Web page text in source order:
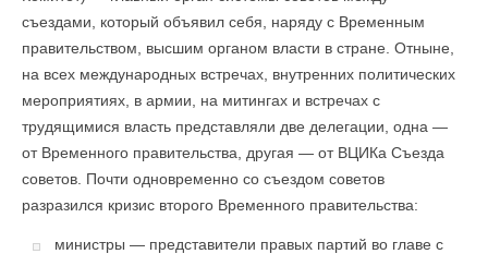
съездами, который объявил себя, наряду с Временным
правительством, высшим органом власти в стране. Отныне,
на всех международных встречах, внутренних политических
мероприятиях, в армии, на митингах и встречах с
трудящимися власть представляли две делегации, одна —
от Временного правительства, другая — от ВЦИКа Съезда
советов. Почти одновременно со съездом советов
разразился кризис второго Временного правительства:
министры — представители правых партий во главе с